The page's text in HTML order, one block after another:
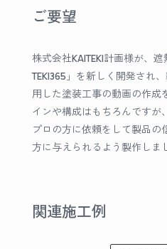
ご要望
株式会社KAITEKI計画様が、遮
TEKI365」を新しく開発され
用した塗装工事の動画の作成
インや構成はもちろんですが
プロの方に依頼をして製品の
方に与えられるよう製作しま
関連施工例